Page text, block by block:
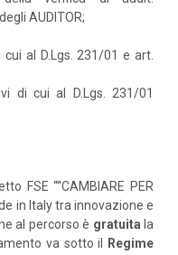
AUDITOR;
al D.Lgs. 231/01 e art.
di cui al D.Lgs. 231/01
FSE ““CAMBIARE PER
in Italy tra innovazione e
al percorso è gratuita la
va sotto il
Regime